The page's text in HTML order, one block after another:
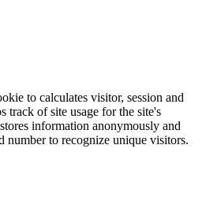
to calculates visitor, session and
track of site usage for the site's
information anonymously and
number to recognize unique visitors.